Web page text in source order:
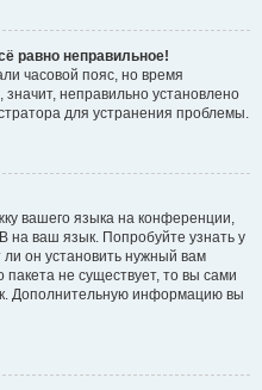
равно неправильное!
часовой пояс, но время
неправильно установлено
для устранения проблемы.
вашего языка на конференции,
на ваш язык. Попробуйте узнать у
он установить нужный вам
пакета не существует, то вы сами
Дополнительную информацию вы